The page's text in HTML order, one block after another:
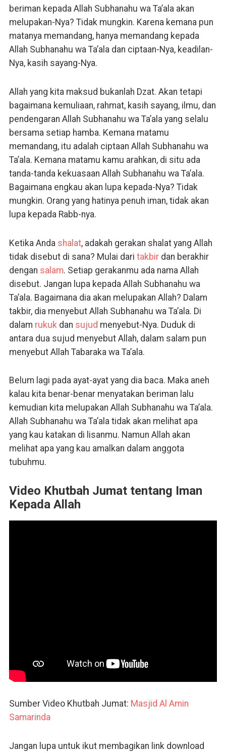
beriman kepada Allah Subhanahu wa Ta’ala akan
melupakan-Nya? Tidak mungkin. Karena kemana pun
matanya memandang, hanya memandang kepada
Allah Subhanahu wa Ta’ala dan ciptaan-Nya, keadilan-
Nya, kasih sayang-Nya.
Allah yang kita maksud bukanlah Dzat. Akan tetapi
bagaimana kemuliaan, rahmat, kasih sayang, ilmu, dan
pendengaran Allah Subhanahu wa Ta’ala yang selalu
bersama setiap hamba. Kemana matamu
memandang, itu adalah ciptaan Allah Subhanahu wa
Ta’ala. Kemana matamu kamu arahkan, di situ ada
tanda-tanda kekuasaan Allah Subhanahu wa Ta’ala.
Bagaimana engkau akan lupa kepada-Nya? Tidak
mungkin. Orang yang hatinya penuh iman, tidak akan
lupa kepada Rabb-nya.
Ketika Anda shalat, adakah gerakan shalat yang Allah
tidak disebut di sana? Mulai dari takbirdan berakhir
dengan salam. Setiap gerakanmu ada nama Allah
disebut. Jangan lupa kepada Allah Subhanahu wa
Ta’ala. Bagaimana dia akan melupakan Allah? Dalam
takbir, dia menyebut Allah Subhanahu wa Ta’ala. Di
dalam rukuk dan sujud menyebut-Nya. Duduk di
antara dua sujud menyebut Allah, dalam salam pun
menyebut Allah Tabaraka wa Ta’ala.
Belum lagi pada ayat-ayat yang dia baca. Maka aneh
kalau kita benar-benar menyatakan beriman lalu
kemudian kita melupakan Allah Subhanahu wa Ta’ala.
Allah Subhanahu wa Ta’ala tidak akan melihat apa
yang kau katakan di lisanmu. Namun Allah akan
melihat apa yang kau amalkan dalam anggota
tubuhmu.
Video Khutbah Jumat tentang Iman
Kepada Allah
Sumber Video Khutbah Jumat: Masjid Al Amin
Samarinda
Jangan lupa untuk ikut membagikan link download